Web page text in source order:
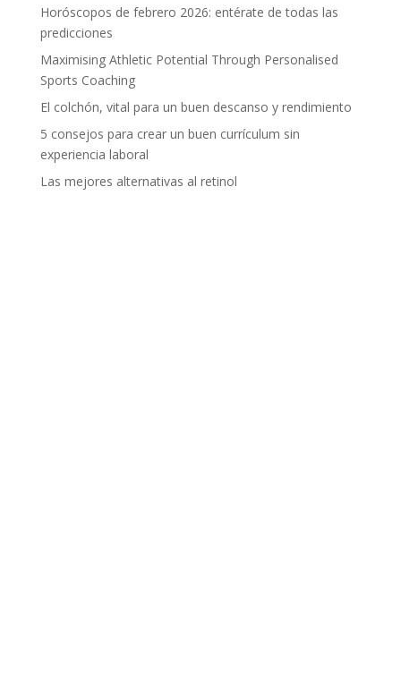
Horóscopos de febrero 2026: entérate de todas las
predicciones
Maximising Athletic Potential Through Personalised
Sports Coaching
El colchón, vital para un buen descanso y rendimiento
5 consejos para crear un buen currículum sin
experiencia laboral
Las mejores alternativas al retinol